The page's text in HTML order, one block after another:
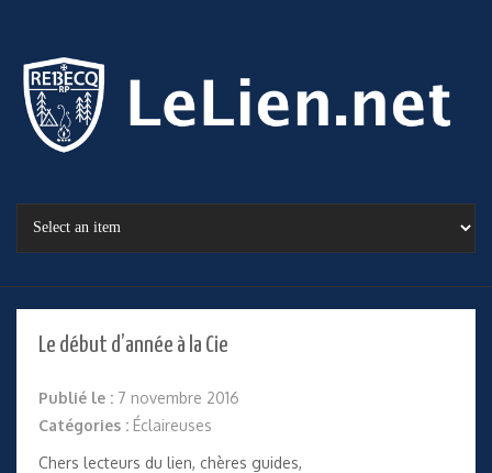
Le début d’année à la Cie
Publié le : 7 novembre 2016
Catégories : Éclaireuses
Chers lecteurs du lien, chères guides,